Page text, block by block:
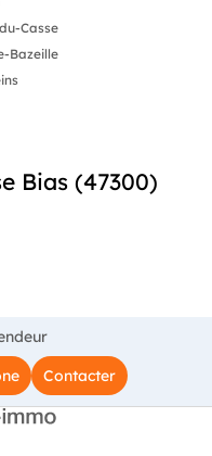
Casse
Bazeille
Bias (47300)
Contacter